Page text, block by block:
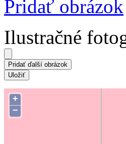
Pridať obrázok
Ilustračné
+
−
Súradnice
Zmeniť